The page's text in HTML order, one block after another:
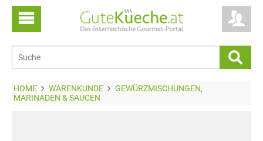
HOME WARENKUNDE
GEWÜRZMISCHUNGEN,
MARINADEN & SAUCEN